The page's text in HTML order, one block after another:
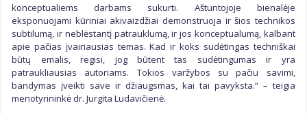
konceptualiems darbams sukurti. Aštuntojoje bienalėje
eksponuojami kūriniai akivaizdžiai demonstruoja ir šios technikos
subtilumą, ir neblėstantį patrauklumą, ir jos konceptualumą, kalbant
apie pačias įvairiausias temas. Kad ir koks sudėtingas techniškai
būtų emalis, regisi, jog būtent tas sudėtingumas ir yra
patraukliausias autoriams. Tokios varžybos su pačiu savimi,
bandymas įveikti save ir džiaugsmas, kai tai pavyksta.“ – teigia
menotyrininkė dr. Jurgita Ludavičienė.